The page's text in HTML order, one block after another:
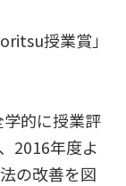
授業賞」
的に授業評
2016年度よ
の改善を図